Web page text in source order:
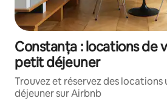
Constanța : locations de
petit déjeuner
Trouvez et réservez des
déjeuner sur Airbnb